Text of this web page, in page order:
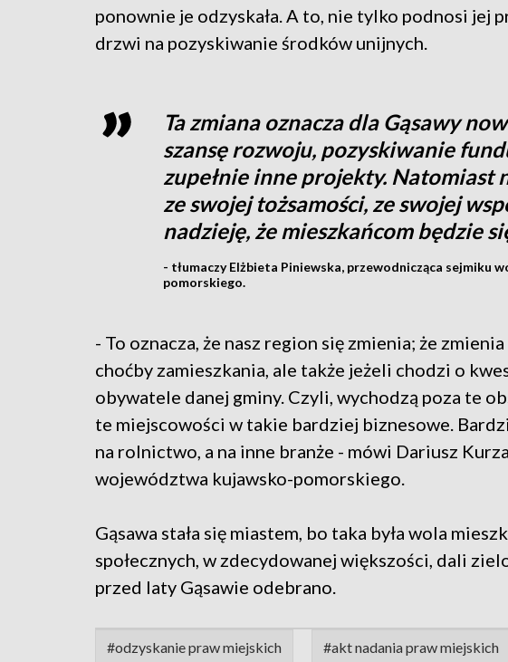
ponownie je odzyskała. A to, nie tylko podnosi jej
drzwi na pozyskiwanie środków unijnych.
Ta zmiana oznacza dla Gąsawy
szansę rozwoju, pozyskiwanie
zupełnie inne projekty. Natomiast
ze swojej tożsamości, ze swojej
nadzieję, że mieszkańcom będzie
- tłumaczy Elżbieta Piniewska, przewodnicząca sejmiku
pomorskiego.
- To oznacza, że nasz region się zmienia; że
choćby zamieszkania, ale także jeżeli chodzi o
obywatele danej gminy. Czyli, wychodzą poza te
te miejscowości w takie bardziej biznesowe.
na rolnictwo, a na inne branże - mówi Dariusz
województwa kujawsko-pomorskiego.
Gąsawa stała się miastem, bo taka była wola
społecznych, w zdecydowanej większości, dali
przed laty Gąsawie odebrano.
#odzyskanie praw miejskich #akt nadania praw miejskich